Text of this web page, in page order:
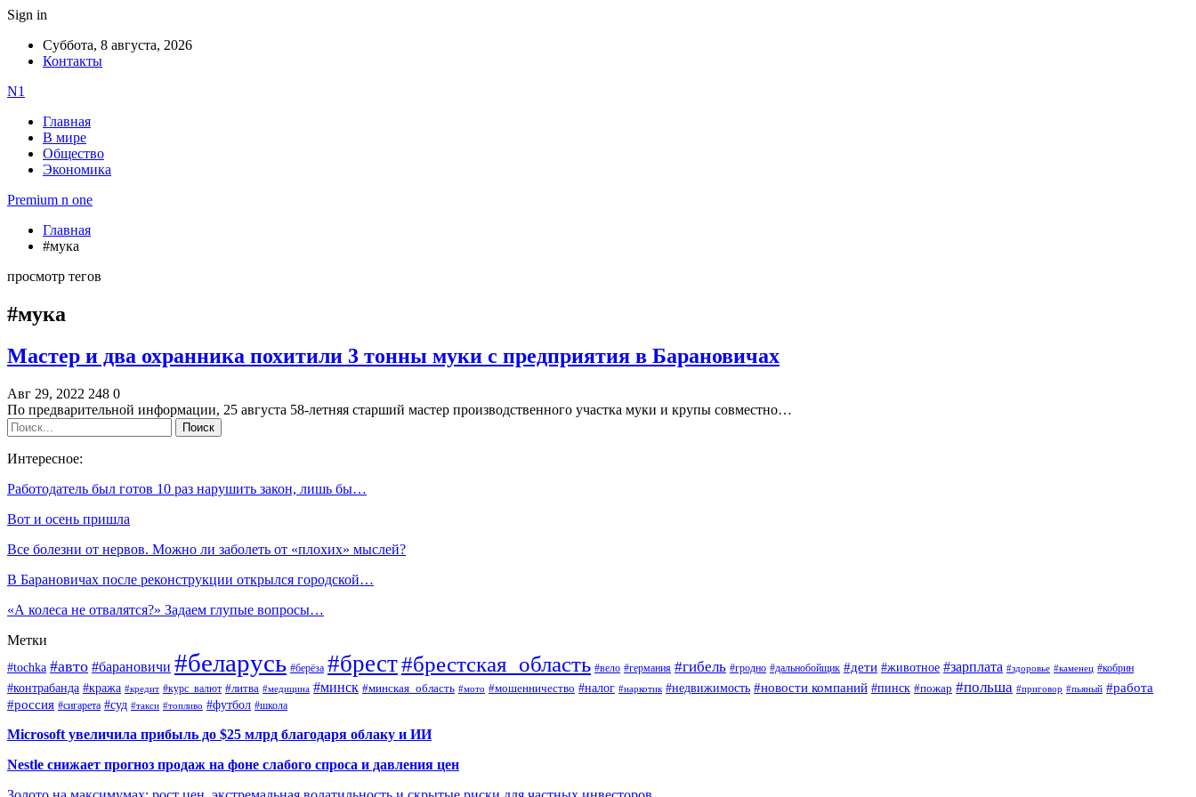
Sign in
Суббота, 8 августа, 2026
Контакты
N1
Главная
В мире
Общество
Экономика
Premium n one
Главная
#мука
просмотр тегов
#мука
Мастер и два охранника похитили 3 тонны муки с предприятия в Барановичах
Авг 29, 2022 248 0
По предварительной информации, 25 августа 58-летняя старший мастер производственного участка муки и крупы совместно…
Интересное:
Работодатель был готов 10 раз нарушить закон, лишь бы…
Вот и осень пришла
Все болезни от нервов. Можно ли заболеть от «плохих» мыслей?
В Барановичах после реконструкции открылся городской…
«А колеса не отвалятся?» Задаем глупые вопросы…
Метки
#tochka #авто #барановичи #беларусь #берёза #брест#брестская_область #вело #германия #гибель #гродно #дальнобойщик #дети #животное #зарплата #здоровье #каменец #кобрин
#контрабанда #кража #кредит #курс_валют #литва #медицина #минск #минская_область #мото #мошенничество #налог #наркотик #недвижимость #новости компаний #пинск #пожар #польша #приговор #пьяный #работа
#россия #сигарета #суд #такси #топливо #футбол #школа
Microsoft увеличила прибыль до $25 млрд благодаря облаку и ИИ
Nestle снижает прогноз продаж на фоне слабого спроса и давления цен